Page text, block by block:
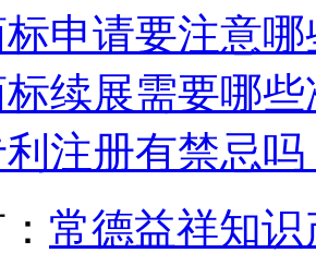
申请要注意
续展需要哪
注册有禁忌吗
常德益祥知